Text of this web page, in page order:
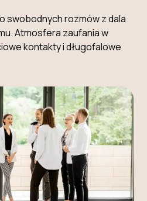
swobodnych rozmów z dala
Atmosfera zaufania w
kontakty i długofalowe